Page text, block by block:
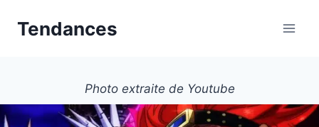
Tendances
Photo extraite de Youtube